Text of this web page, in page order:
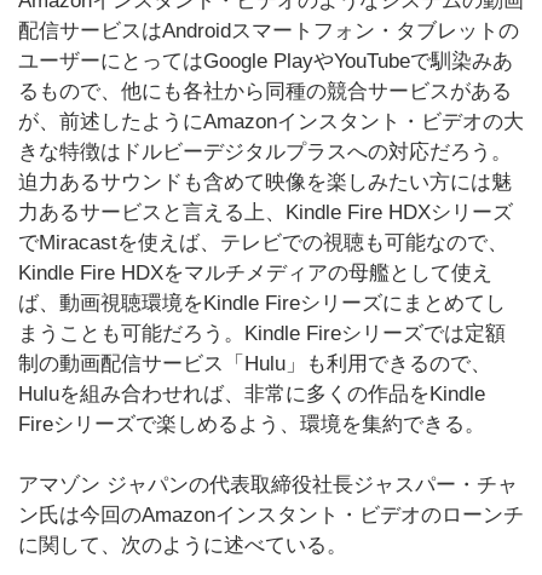
配信サービスはAndroidスマートフォン・タブレットの
ユーザーにとってはGoogle PlayやYouTubeで馴染みあ
るもので、他にも各社から同種の競合サービスがある
が、前述したようにAmazonインスタント・ビデオの大
きな特徴はドルビーデジタルプラスへの対応だろう。
迫力あるサウンドも含めて映像を楽しみたい方には魅
力あるサービスと言える上、Kindle Fire HDXシリーズ
でMiracastを使えば、テレビでの視聴も可能なので、
Kindle Fire HDXをマルチメディアの母艦として使え
ば、動画視聴環境をKindle Fireシリーズにまとめてし
まうことも可能だろう。Kindle Fireシリーズでは定額
制の動画配信サービス「Hulu」も利用できるので、
Huluを組み合わせれば、非常に多くの作品をKindle
Fireシリーズで楽しめるよう、環境を集約できる。
アマゾン ジャパンの代表取締役社長ジャスパー・チャ
ン氏は今回のAmazonインスタント・ビデオのローンチ
に関して、次のように述べている。